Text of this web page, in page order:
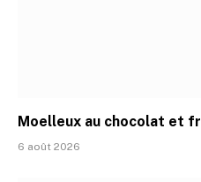
Moelleux au chocolat et
6 août 2026